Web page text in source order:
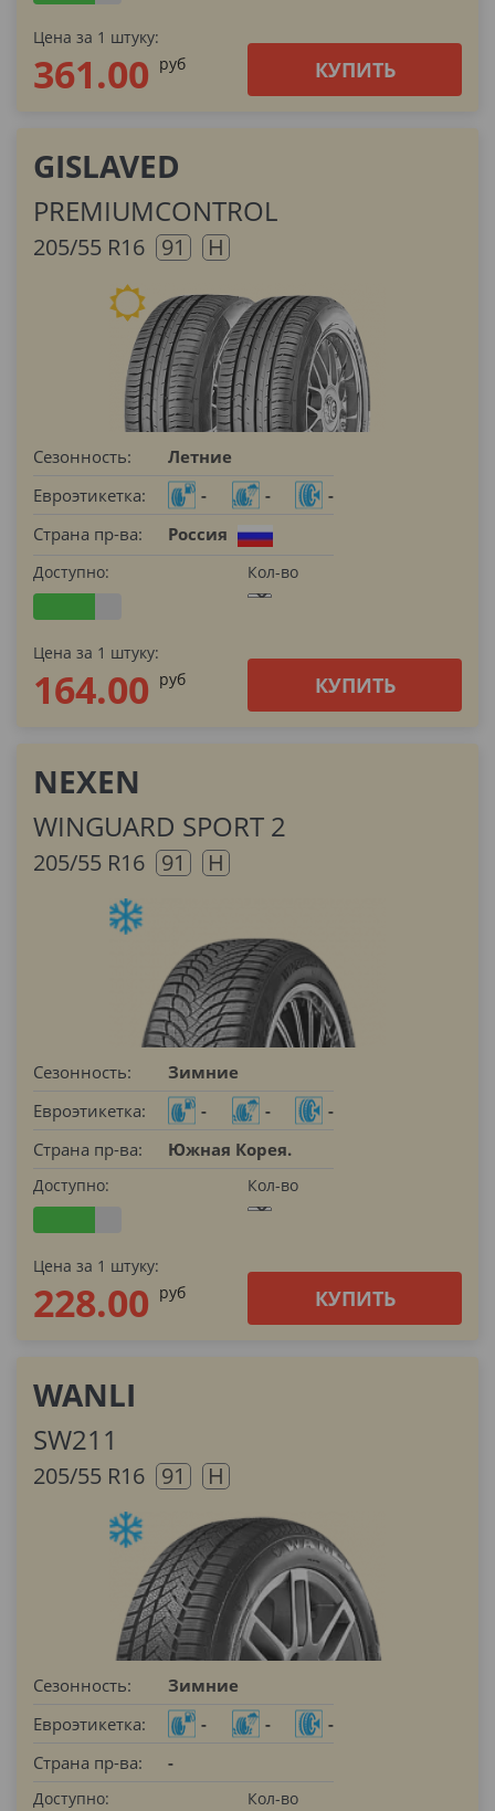
Цена за 1 штуку:
361.00 pуб КУПИТЬ
GISLAVED
PREMIUMCONTROL
205/55 R16 91 H
Сезонность:
Летние
Евроэтикетка:
- -
-
Страна пр-ва:
Россия
Доступно: Кол-во
Цена за 1 штуку:
164.00 pуб КУПИТЬ
NEXEN
WINGUARD SPORT 2
205/55 R16 91 H
Сезонность:
Зимние
Евроэтикетка:
- -
-
Страна пр-ва:
Южная Корея.
Доступно: Кол-во
Цена за 1 штуку:
228.00 pуб КУПИТЬ
WANLI
SW211
205/55 R16 91 H
Сезонность:
Зимние
Евроэтикетка:
- -
-
Страна пр-ва:
-
Доступно: Кол-во